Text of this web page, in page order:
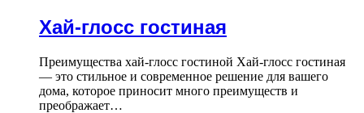
Хай-глосс гостиная
Преимущества хай-глосс гостиной Хай-глосс гостиная
— это стильное и современное решение для вашего
дома, которое приносит много преимуществ и
преображает…